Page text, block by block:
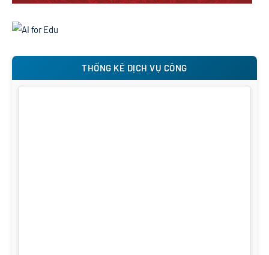
THỐNG KÊ DỊCH VỤ CÔNG